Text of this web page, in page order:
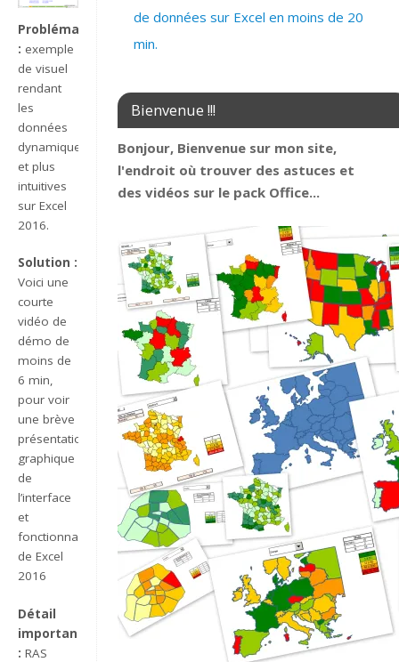
Problématique
: exemple
de visuel
rendant
les
données
dynamiques
et plus
intuitives
sur Excel
2016.
Solution :
Voici une
courte
vidéo de
démo de
moins de
6 min,
pour voir
une brève
présentation
graphique
de
l’interface
et
fonctionnalité
de Excel
2016
Détail
important
: RAS
de données sur Excel en moins de 20
min.
Bienvenue !!!
Bonjour, Bienvenue sur mon site,
l'endroit où trouver des astuces et
des vidéos sur le pack Office...